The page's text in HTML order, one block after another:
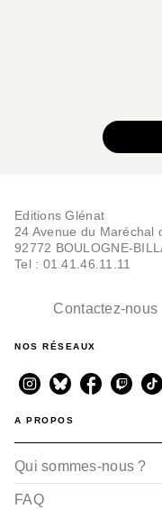
Editions Glénat
24 Avenue du Maréchal
92772 BOULOGNE-
Tel : 01.41.46.11.11
Contactez-nous
NOS RÉSEAUX
A PROPOS
Qui sommes-nous ?
FAQ